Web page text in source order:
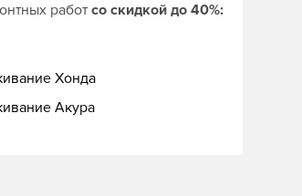
работ со скидкой до 40%:
Хонда
Акура